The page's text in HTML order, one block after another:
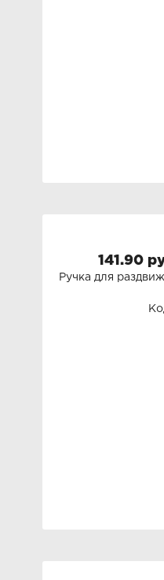
141.90
Ручка для